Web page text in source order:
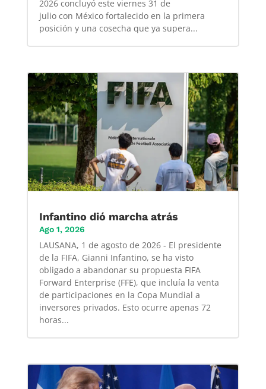
2026 concluyó este viernes 31 de
julio con México fortalecido en la primera
posición y una cosecha que ya supera...
Infantino dió marcha atrás
Ago 1, 2026
LAUSANA, 1 de agosto de 2026 - El presidente
de la FIFA, Gianni Infantino, se ha visto
obligado a abandonar su propuesta FIFA
Forward Enterprise (FFE), que incluía la venta
de participaciones en la Copa Mundial a
inversores privados. Esto ocurre apenas 72
horas...